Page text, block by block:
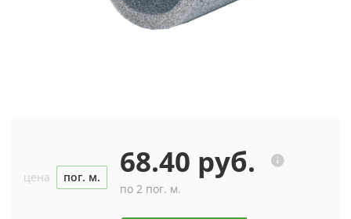
цена пог. м. 68.40 руб.
по 2 пог. м.